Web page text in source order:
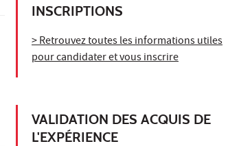
INSCRIPTIONS
> Retrouvez toutes les informations utiles
pour candidater et vous inscrire
VALIDATION DES ACQUIS DE
L'EXPÉRIENCE